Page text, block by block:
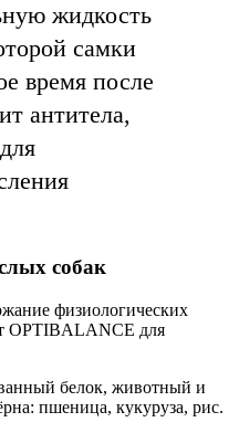
жидкость
самки
время после
антитела,
собак
физиологических
OPTIBALANCE для
белок, животный и
пшеница, кукуруза, рис.